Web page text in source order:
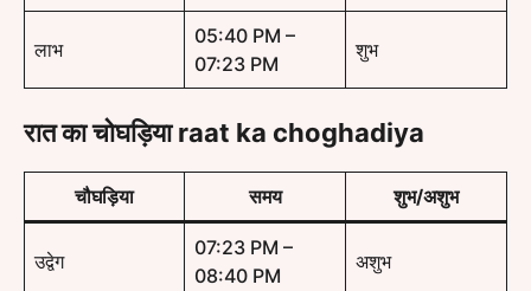
लाभ
05:40 PM –
07:23 PM
शुभ
रात का चोघड़ियाraat ka choghadiya
चौघड़िया समय शुभ/अशुभ
उद्वेग
07:23 PM –
08:40 PM
अशुभ